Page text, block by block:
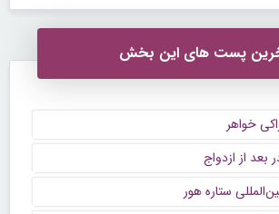
پست های این بخش
خواهر
بعد از ازدواج
ستاره هور